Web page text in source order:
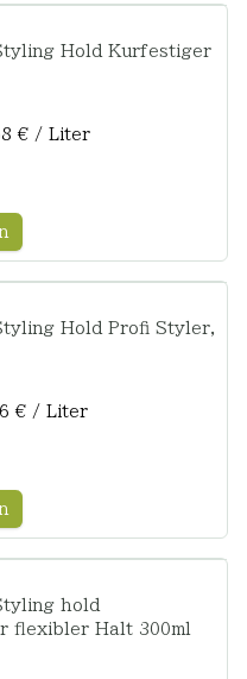
Hold Kurfestiger
€ / Liter
Hold Profi Styler,
€ / Liter
hold
flexibler Halt 300ml